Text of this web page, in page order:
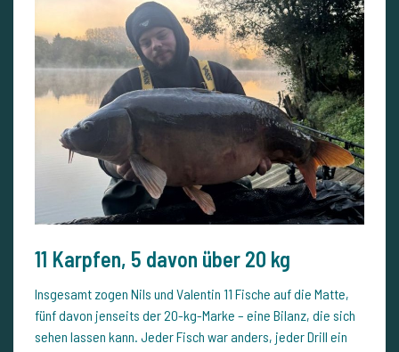
11 Karpfen, 5 davon über 20 kg
Insgesamt zogen Nils und Valentin 11 Fische auf die Matte,
fünf davon jenseits der 20-kg-Marke – eine Bilanz, die sich
sehen lassen kann. Jeder Fisch war anders, jeder Drill ein